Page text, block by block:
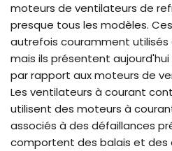
moteurs de ventilateurs de
presque tous les modèles.
autrefois couramment utilisés
mais ils présentent
par rapport aux moteurs de
Les ventilateurs à courant
utilisent des moteurs à
associés à des défaillances
comportent des balais et des